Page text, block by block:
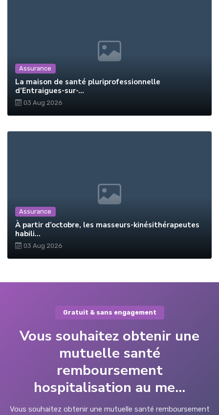
Assurance
La maison de santé pluriprofessionnelle
d’Entraigues-sur-...
03 Aug 2026
Assurance
À partir d’octobre, les masseurs-kinésithérapeutes
habili...
03 Aug 2026
Gratuit & sans engagement
Vous souhaitez obtenir une
mutuelle santé
remboursement
hospitalisation au me...
Vous souhaitez obtenir une mutuelle santé remboursement